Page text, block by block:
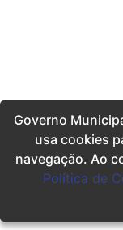
Governo
usa cookies
navegação. Ao
Política de